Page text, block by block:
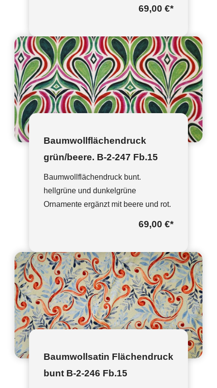
69,00 €*
Baumwollflächendruck
grün/beere. B-2-247 Fb.15
Baumwollflächendruck bunt.
hellgrüne und dunkelgrüne
Ornamente ergänzt mit beere und rot.
69,00 €*
Baumwollsatin Flächendruck
bunt B-2-246 Fb.15